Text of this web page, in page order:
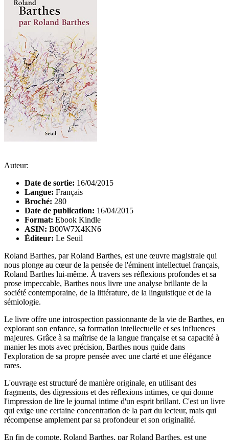
Auteur:
Date de sortie: 16/04/2015
Langue: Français
Broché: 280
Date de publication: 16/04/2015
Format: Ebook Kindle
ASIN: B00W7X4KN6
Éditeur: Le Seuil
Roland Barthes, par Roland Barthes, est une œuvre magistrale qui
nous plonge au cœur de la pensée de l'éminent intellectuel français,
Roland Barthes lui-même. À travers ses réflexions profondes et sa
prose impeccable, Barthes nous livre une analyse brillante de la
société contemporaine, de la littérature, de la linguistique et de la
sémiologie.
Le livre offre une introspection passionnante de la vie de Barthes, en
explorant son enfance, sa formation intellectuelle et ses influences
majeures. Grâce à sa maîtrise de la langue française et sa capacité à
manier les mots avec précision, Barthes nous guide dans
l'exploration de sa propre pensée avec une clarté et une élégance
rares.
L'ouvrage est structuré de manière originale, en utilisant des
fragments, des digressions et des réflexions intimes, ce qui donne
l'impression de lire le journal intime d'un esprit brillant. C'est un livre
qui exige une certaine concentration de la part du lecteur, mais qui
récompense amplement par sa profondeur et son originalité.
En fin de compte, Roland Barthes, par Roland Barthes, est une